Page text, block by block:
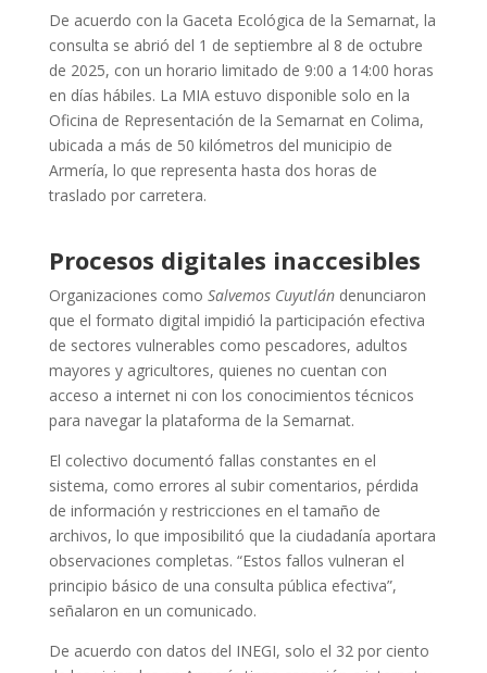
De acuerdo con la Gaceta Ecológica de la Semarnat, la
consulta se abrió del 1 de septiembre al 8 de octubre
de 2025, con un horario limitado de 9:00 a 14:00 horas
en días hábiles. La MIA estuvo disponible solo en la
Oficina de Representación de la Semarnat en Colima,
ubicada a más de 50 kilómetros del municipio de
Armería, lo que representa hasta dos horas de
traslado por carretera.
Procesos digitales inaccesibles
Organizaciones como Salvemos Cuyutlándenunciaron
que el formato digital impidió la participación efectiva
de sectores vulnerables como pescadores, adultos
mayores y agricultores, quienes no cuentan con
acceso a internet ni con los conocimientos técnicos
para navegar la plataforma de la Semarnat.
El colectivo documentó fallas constantes en el
sistema, como errores al subir comentarios, pérdida
de información y restricciones en el tamaño de
archivos, lo que imposibilitó que la ciudadanía aportara
observaciones completas. “Estos fallos vulneran el
principio básico de una consulta pública efectiva”,
señalaron en un comunicado.
De acuerdo con datos del INEGI, solo el 32 por ciento